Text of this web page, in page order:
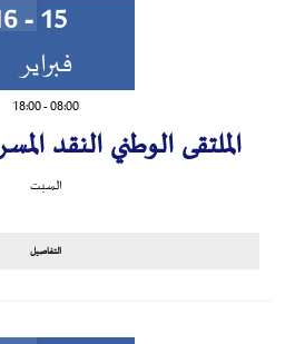
15 - 16
فبراير
08:00
-
18:00
الملتقى الوطني النقد
السبت
التفاصيل